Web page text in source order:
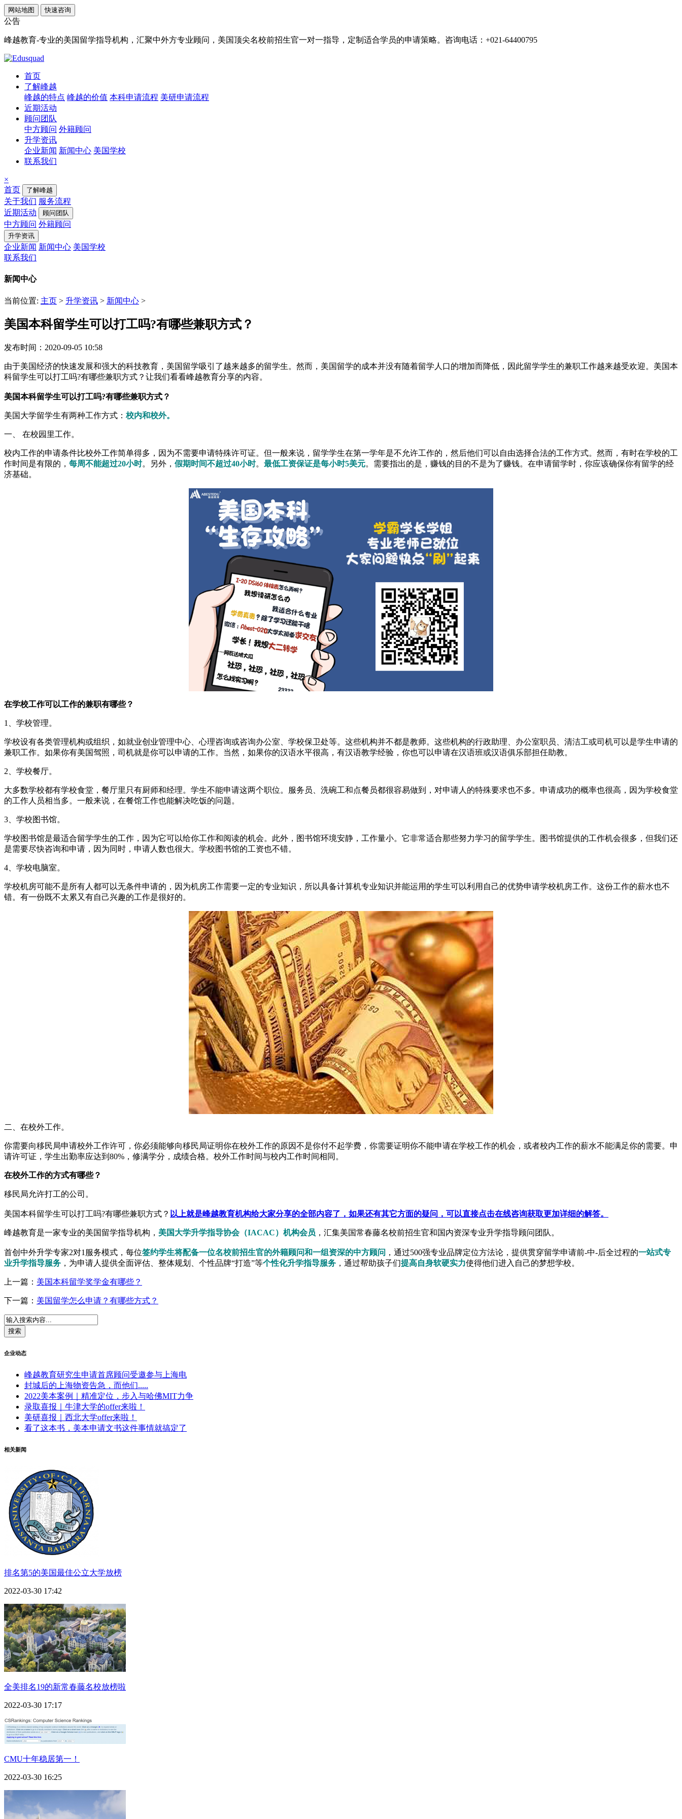
网站地图 快速咨询
公告
峰越教育-专业的美国留学指导机构，汇聚中外方专业顾问，美国顶尖名校前招生官一对一指导，定制适合学员的申请策略。咨询电话：+021-64400795
首页
了解峰越
峰越的特点 峰越的价值 本科申请流程 美研申请流程
近期活动
顾问团队
中方顾问 外籍顾问
升学资讯
企业新闻 新闻中心 美国学校
联系我们
×
首页
了解峰越
关于我们 服务流程
近期活动
顾问团队
中方顾问 外籍顾问
升学资讯
企业新闻 新闻中心 美国学校
联系我们
新闻中心
当前位置: 主页 > 升学资讯 > 新闻中心 >
美国本科留学生可以打工吗?有哪些兼职方式？
发布时间：2020-09-05 10:58
由于美国经济的快速发展和强大的科技教育，美国留学吸引了越来越多的留学生。然而，美国留学的成本并没有随着留学人口的增加而降低，因此留学学生的兼职工作越来越受欢迎。美国本
科留学生可以打工吗?有哪些兼职方式？让我们看看峰越教育分享的内容。
美国本科留学生可以打工吗?有哪些兼职方式？
美国大学留学生有两种工作方式： 校内和校外。
一、 在校园里工作。
校内工作的申请条件比校外工作简单得多，因为不需要申请特殊许可证。但一般来说，留学学生在第一学年是不允许工作的，然后他们可以自由选择合法的工作方式。然而，有时在学校的工
作时间是有限的， 每周不能超过20小时。另外， 假期时间不超过40小时。 最低工资保证是每小时5美元。需要指出的是，赚钱的目的不是为了赚钱。在申请留学时，你应该确保你有留学的经
济基础。
在学校工作可以工作的兼职有哪些？
1、学校管理。
学校设有各类管理机构或组织，如就业创业管理中心、心理咨询或咨询办公室、学校保卫处等。这些机构并不都是教师。这些机构的行政助理、办公室职员、清洁工或司机可以是学生申请的
兼职工作。如果你有美国驾照，司机就是你可以申请的工作。当然，如果你的汉语水平很高，有汉语教学经验，你也可以申请在汉语班或汉语俱乐部担任助教。
2、学校餐厅。
大多数学校都有学校食堂，餐厅里只有厨师和经理。学生不能申请这两个职位。服务员、洗碗工和点餐员都很容易做到，对申请人的特殊要求也不多。申请成功的概率也很高，因为学校食堂
的工作人员相当多。一般来说，在餐馆工作也能解决吃饭的问题。
3、学校图书馆。
学校图书馆是最适合留学学生的工作，因为它可以给你工作和阅读的机会。此外，图书馆环境安静，工作量小。它非常适合那些努力学习的留学学生。图书馆提供的工作机会很多，但我们还
是需要尽快咨询和申请，因为同时，申请人数也很大。学校图书馆的工资也不错。
4、学校电脑室。
学校机房可能不是所有人都可以无条件申请的，因为机房工作需要一定的专业知识，所以具备计算机专业知识并能运用的学生可以利用自己的优势申请学校机房工作。这份工作的薪水也不
错。有一份既不太累又有自己兴趣的工作是很好的。
二、在校外工作。
你需要向移民局申请校外工作许可，你必须能够向移民局证明你在校外工作的原因不是你付不起学费，你需要证明你不能申请在学校工作的机会，或者校内工作的薪水不能满足你的需要。申
请许可证，学生出勤率应达到80%，修满学分，成绩合格。校外工作时间与校内工作时间相同。
在校外工作的方式有哪些？
移民局允许打工的公司。
美国本科留学生可以打工吗?有哪些兼职方式？ 以上就是峰越教育机构给大家分享的全部内容了，如果还有其它方面的疑问，可以直接点击在线咨询获取更加详细的解答。
峰越教育是一家专业的美国留学指导机构， 美国大学升学指导协会（IACAC）机构会员 ，汇集美国常春藤名校前招生官和国内资深专业升学指导顾问团队。
首创中外升学专家2对1服务模式，每位签约学生将配备一位名校前招生官的外籍顾问和一组资深的中方顾问 ，通过500强专业品牌定位方法论，提供贯穿留学申请前-中-后全过程的一站式专
业升学指导服务 ，为申请人提供全面评估、整体规划、个性品牌“打造”等个性化升学指导服务 ，通过帮助孩子们提高自身软硬实力使得他们进入自己的梦想学校。
上一篇： 美国本科留学奖学金有哪些？
下一篇： 美国留学怎么申请？有哪些方式？
企业动态
峰越教育研究生申请首席顾问受邀参与上海电
封城后的上海物资告急，而他们.....
2022美本案例｜精准定位，步入与哈佛MIT力争
录取喜报｜牛津大学的offer来啦！
美研喜报｜西北大学offer来啦！
看了这本书，美本申请文书这件事情就搞定了
相关新闻
排名第5的美国最佳公立大学放榜
2022-03-30 17:42
全美排名19的新常春藤名校放榜啦
2022-03-30 17:17
CMU十年稳居第一！
2022-03-30 16:25